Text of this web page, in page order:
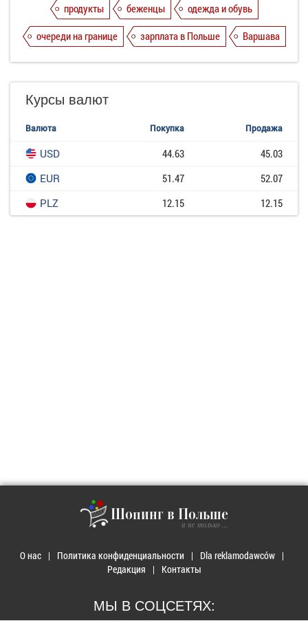
продукты
беженцы
одежда и обувь
очереди на границе
зарплата в Польше Варшава
Курсы валют
Валюта Покупка Продажа
USD 44.63
45.03
EUR
51.47
52.07
PLZ
12.15 12.15
Шопинг в Польше
и не только ...
О нас Политика конфиденциальности
Dla reklamodawców
Редакция
Контакты
МЫ В СОЦСЕТЯХ: